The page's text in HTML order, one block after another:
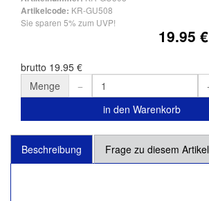
Artikelcode: KR-GU508
Sie sparen 5% zum UVP!
19.95 €
brutto 19.95 €
Menge
in den Warenkorb
Beschreibung Frage zu diesem Artikel